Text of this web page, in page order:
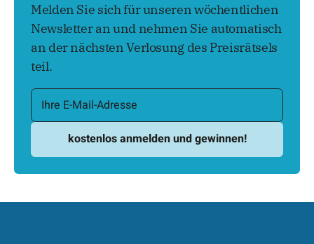
Melden Sie sich für unseren wöchentlichen
Newsletter an und nehmen Sie automatisch
an der nächsten Verlosung des Preisrätsels
teil.